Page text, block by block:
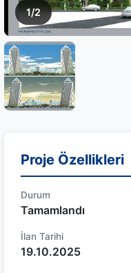
1/2
Proje Özellikleri
Durum
Tamamlandı
İlan Tarihi
19.10.2025